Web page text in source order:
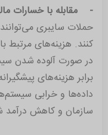
- مقابله با خسارات
حملات سایبری
کنند. هزینه‌های مرتبط
در صورت آلوده شدن
برابر هزینه‌های
داده‌ها و خرابی
سازمان و کاهش درآمد